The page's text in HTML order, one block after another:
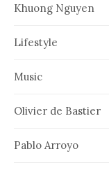
Khuong Nguyen
Lifestyle
Music
Olivier de Bastier
Pablo Arroyo